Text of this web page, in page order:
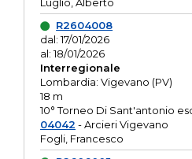
R2604008
dal: 17/01/2026
al: 18/01/2026
Interregionale
Lombardia: Vigevano (PV)
18 m
10° Torneo Di Sant'antonio
04042 - Arcieri Vigevano
Fogli, Francesco